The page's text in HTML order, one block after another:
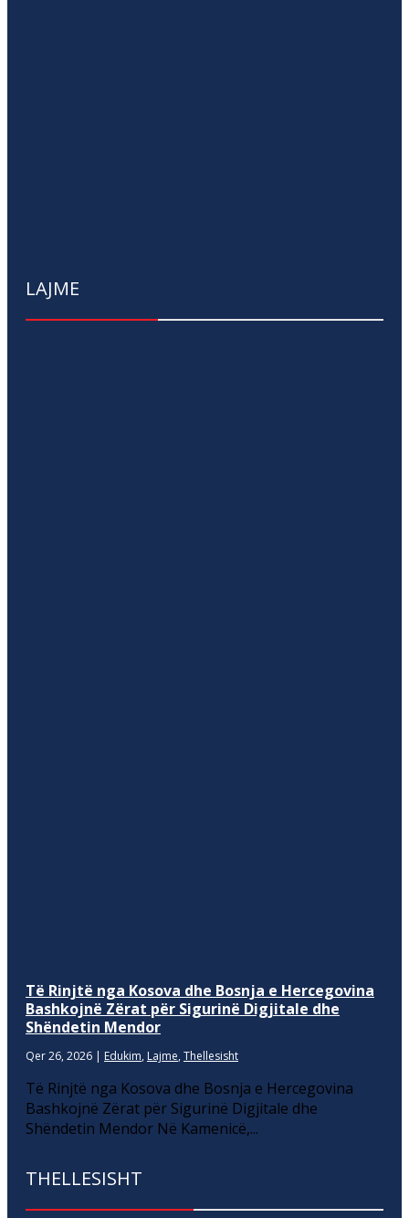
LAJME
Të Rinjtë nga Kosova dhe Bosnja e Hercegovina
Bashkojnë Zërat për Sigurinë Digjitale dhe
Shëndetin Mendor
Qer 26, 2026 | Edukim, Lajme, Thellesisht
Të Rinjtë nga Kosova dhe Bosnja e Hercegovina
Bashkojnë Zërat për Sigurinë Digjitale dhe
Shëndetin Mendor Në Kamenicë,...
THELLESISHT